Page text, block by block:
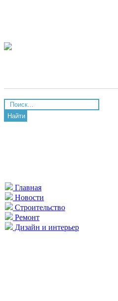
Найти
Главная
Новости
Строительство
Ремонт
Дизайн и интерьер